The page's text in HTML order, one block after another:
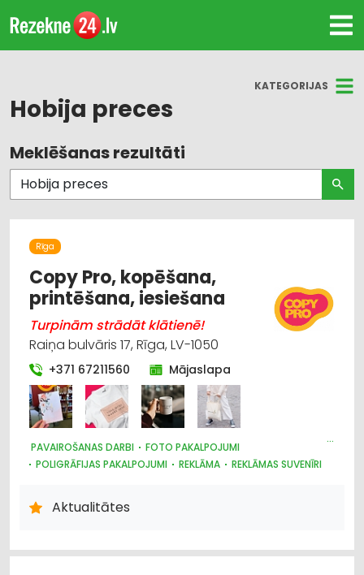
KATEGORIJAS
Hobija preces
Visas nozares
Agroķīmija, mēslošanas līdzekļi
Dārza tehnika un inventārs
Suvenīri, dāvanas
Sēklas un stādi
Augkopība un tehniskās kultūras
Augļkopība
Foto pakalpojumi
Higiēnas preces
Meklēšanas rezultāti
Rīga
Copy Pro, kopēšana,
printēšana, iesiešana
Turpinām strādāt klātienē!
Raiņa bulvāris 17, Rīga, LV-1050
+371 67211560 Mājaslapa
PAVAIROŠANAS DARBI
FOTO PAKALPOJUMI
POLIGRĀFIJAS PAKALPOJUMI
REKLĀMA
REKLĀMAS SUVENĪRI
PAVAIROŠANAS TEHNIKA
Aktualitātes